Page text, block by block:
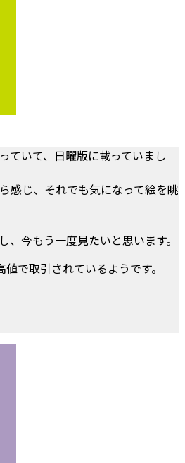
ていて、日曜版に載っていまし
感じ、それでも気になって絵を眺
、今もう一度見たいと思います。
で取引されているようです。